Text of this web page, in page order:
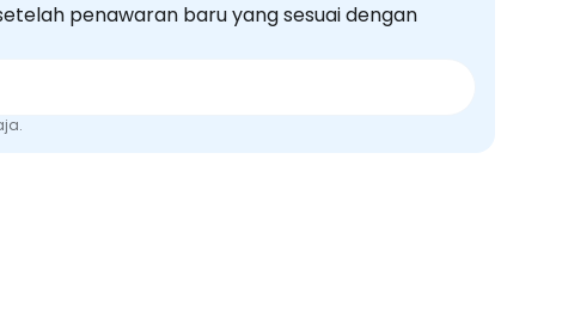
penawaran baru yang sesuai dengan